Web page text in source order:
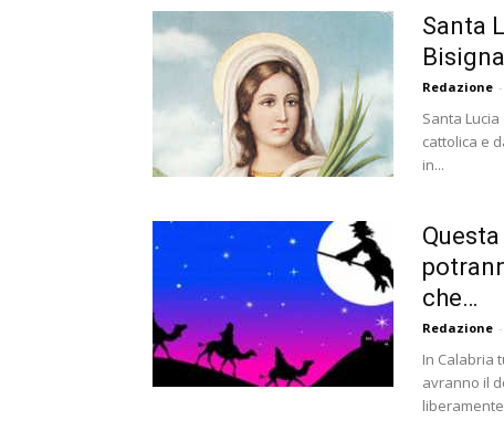
Santa
Redazione -
Santa
cattolica e
in...
che…
Redazione -
In Calabria
avranno il